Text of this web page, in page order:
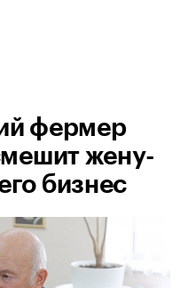
фермер
жену-
бизнес